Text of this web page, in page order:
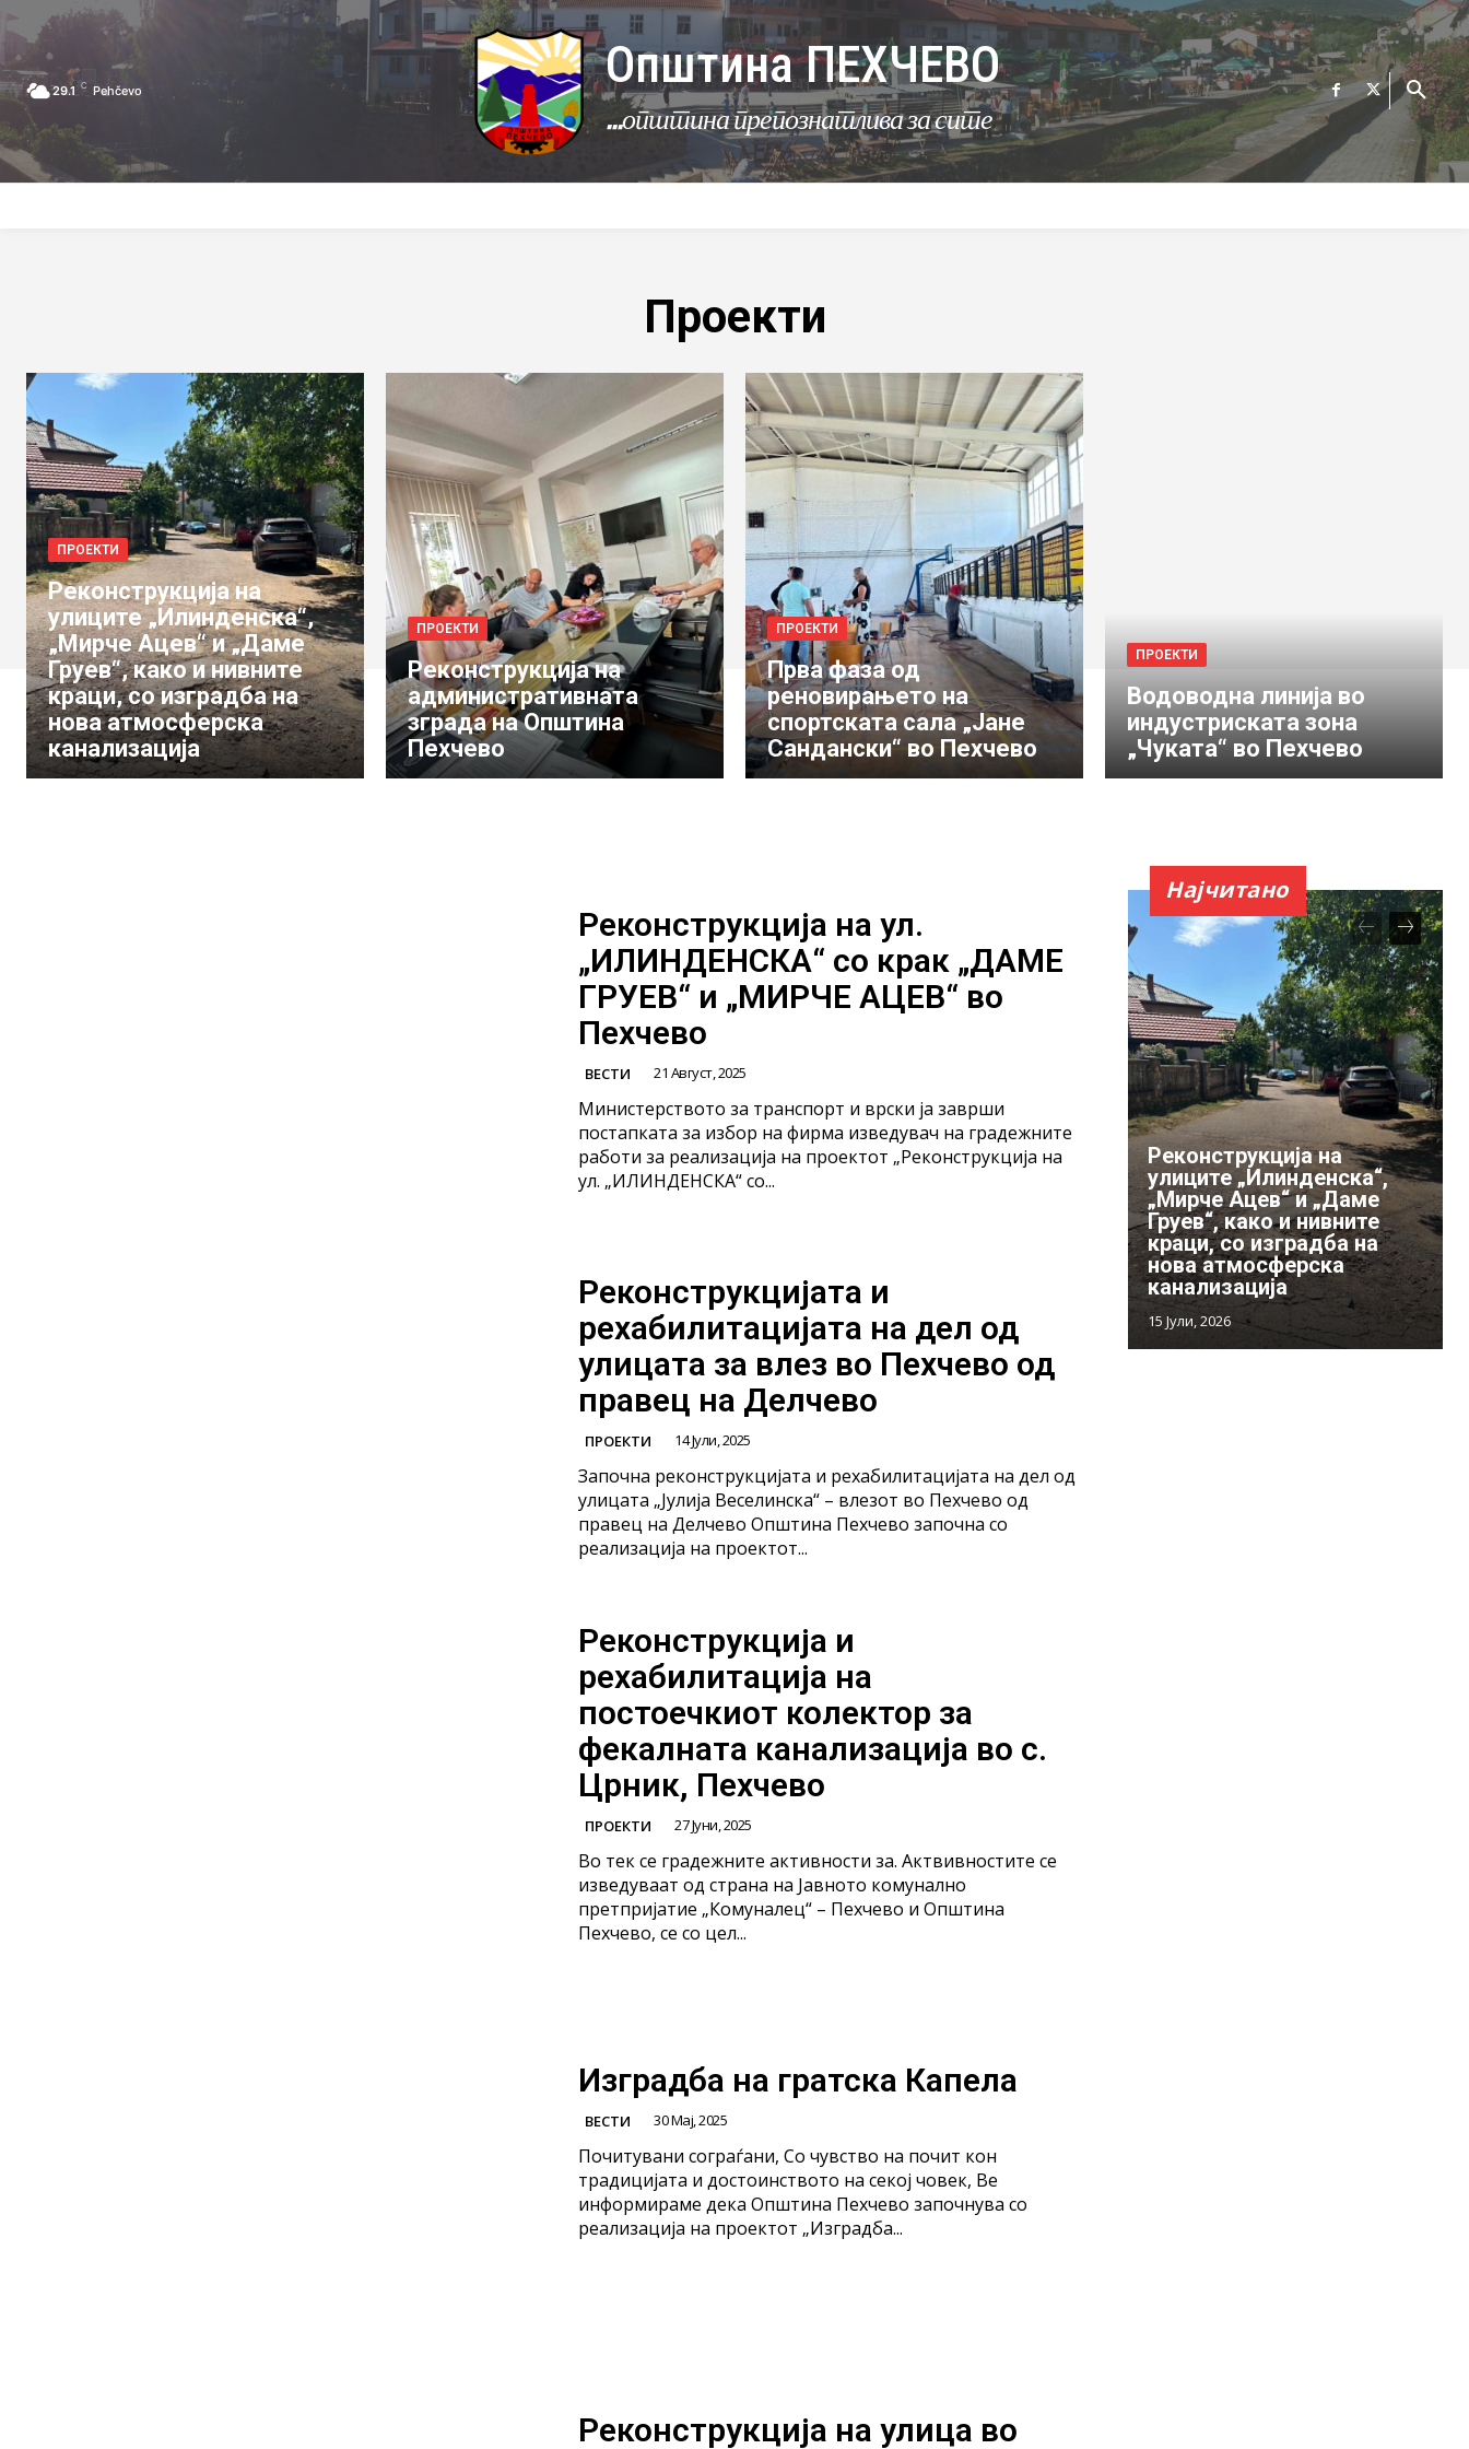
29.1 C Pehčevo Општина ПЕХЧЕВО
...општина препознатлива за сите
Проекти
ПРОЕКТИ
Реконструкција на
улиците „Илинденска“,
„Мирче Ацев“ и „Даме
Груев“, како и нивните
краци, со изградба на
нова атмосферска
канализација
ПРОЕКТИ
Реконструкција на
административната
зграда на Општина
Пехчево
ПРОЕКТИ
Прва фаза од
реновирањето на
спортската сала „Јане
Сандански“ во Пехчево
ПРОЕКТИ
Водоводна линија во
индустриската зона
„Чуката“ во Пехчево
Реконструкција на ул.
„ИЛИНДЕНСКА“ со крак „ДАМЕ
ГРУЕВ“ и „МИРЧЕ АЦЕВ“ во
Пехчево
ВЕСТИ 21 Август, 2025
Министерството за транспорт и врски ја заврши
постапката за избoр на фирма изведувач на градежните
работи за реализација на проектот „Реконструкција на
ул. „ИЛИНДЕНСКА“ со...
Реконструкцијата и
рехабилитацијата на дел од
улицата за влез во Пехчево од
правец на Делчево
ПРОЕКТИ 14 Јули, 2025
Започна реконструкцијата и рехабилитацијата на дел од
улицата „Јулија Веселинска“ – влезот во Пехчево од
правец на Делчево Општина Пехчево започна со
реализација на проектот...
Реконструкција и
рехабилитација на
постоечкиот колектор за
фекалната канализација во с.
Црник, Пехчево
ПРОЕКТИ 27 Јуни, 2025
Во тек се градежните активности за. Актвивностите се
изведуваат од страна на Јавното комунално
претпријатие „Комуналец“ – Пехчево и Општина
Пехчево, се со цел...
Изградба на гратска Капела
ВЕСТИ 30 Мај, 2025
Почитувани сограѓани, Со чувство на почит кон
традицијата и достоинството на секој човек, Ве
информираме дека Општина Пехчево започнува со
реализација на проектот „Изградба...
Реконструкција на улица во
Најчитано
Реконструкција на
улиците „Илинденска“,
„Мирче Ацев“ и „Даме
Груев“, како и нивните
краци, со изградба на
нова атмосферска
канализација
15 Јули, 2026